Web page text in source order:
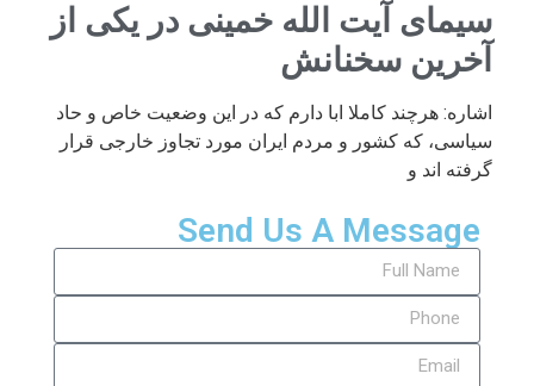
سیمای آیت الله خمینی در یکی از
آخرین سخنانش
اشاره: هرچند کاملا ابا دارم که در این وضعیت خاص و حاد
سیاسی، که کشور و مردم ایران مورد تجاوز خارجی قرار
گرفته اند و
Send Us A Message